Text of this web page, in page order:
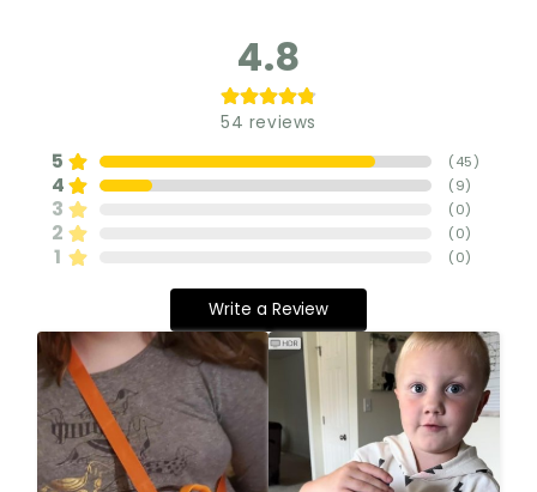
4.8
54 reviews
5 (45)
4 (9)
3 (0)
2 (0)
1 (0)
Write a Review